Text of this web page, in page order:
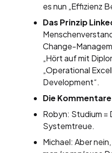
es nun „Effizienz
Das Prinzip
Change-
„Hört auf mit
„Operational
Development“.
Die
Robyn: Studium =
Systemtreue.
Michael: Aber